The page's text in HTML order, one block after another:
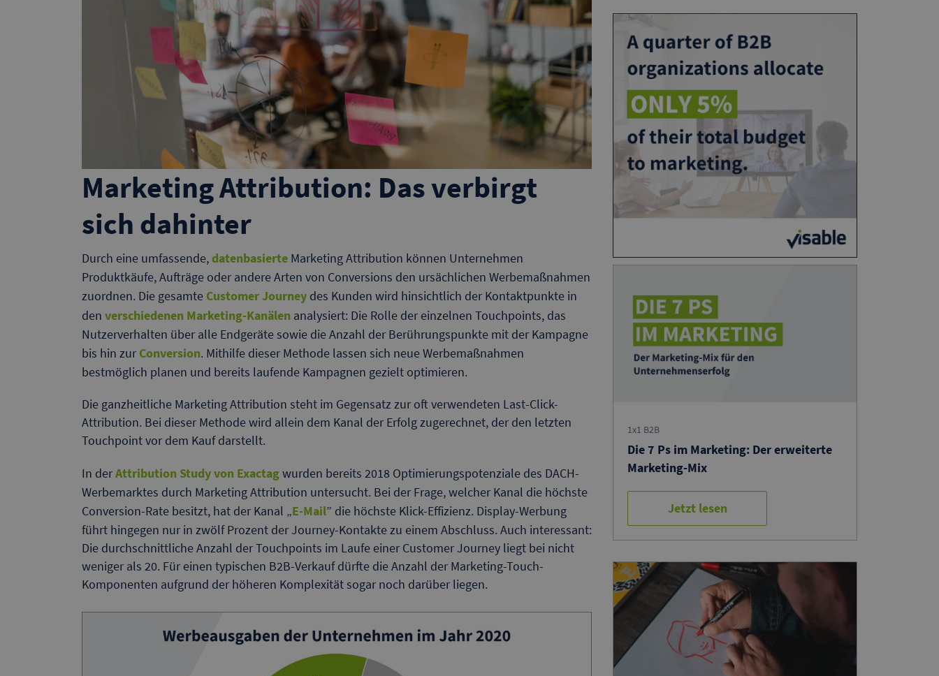
Marketing Attribution: Das verbirgt
sich dahinter
Durch eine umfassende,datenbasierte Marketing Attribution können Unternehmen
Produktkäufe, Aufträge oder andere Arten von Conversions den ursächlichen Werbemaßnahmen
zuordnen. Die gesamte Customer Journey des Kunden wird hinsichtlich der Kontaktpunkte in
den verschiedenen Marketing-Kanälen analysiert: Die Rolle der einzelnen Touchpoints, das
Nutzerverhalten über alle Endgeräte sowie die Anzahl der Berührungspunkte mit der Kampagne
bis hin zur Conversion. Mithilfe dieser Methode lassen sich neue Werbemaßnahmen
bestmöglich planen und bereits laufende Kampagnen gezielt optimieren.
Die ganzheitliche Marketing Attribution steht im Gegensatz zur oft verwendeten Last-Click-
Attribution. Bei dieser Methode wird allein dem Kanal der Erfolg zugerechnet, der den letzten
Touchpoint vor dem Kauf darstellt.
In derAttribution Study von Exactagwurden bereits 2018 Optimierungspotenziale des DACH-
Werbemarktes durch Marketing Attribution untersucht. Bei der Frage, welcher Kanal die höchste
Conversion-Rate besitzt, hat der Kanal „E-Mail” die höchste Klick-Effizienz. Display-Werbung
führt hingegen nur in zwölf Prozent der Journey-Kontakte zu einem Abschluss. Auch interessant:
Die durchschnittliche Anzahl der Touchpoints im Laufe einer Customer Journey liegt bei nicht
weniger als 20. Für einen typischen B2B-Verkauf dürfte die Anzahl der Marketing-Touch-
Komponenten aufgrund der höheren Komplexität sogar noch darüber liegen.
1x1 B2B
Die 7 Ps im Marketing: Der erweiterte
Marketing-Mix
Jetzt lesen